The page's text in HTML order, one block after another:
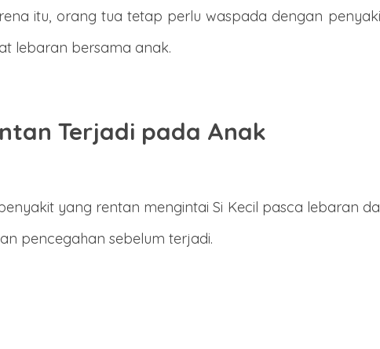
itu, orang tua tetap perlu waspada dengan
lebaran bersama anak.
Terjadi pada Anak
yang rentan mengintai Si Kecil pasca lebaran
pencegahan sebelum terjadi.